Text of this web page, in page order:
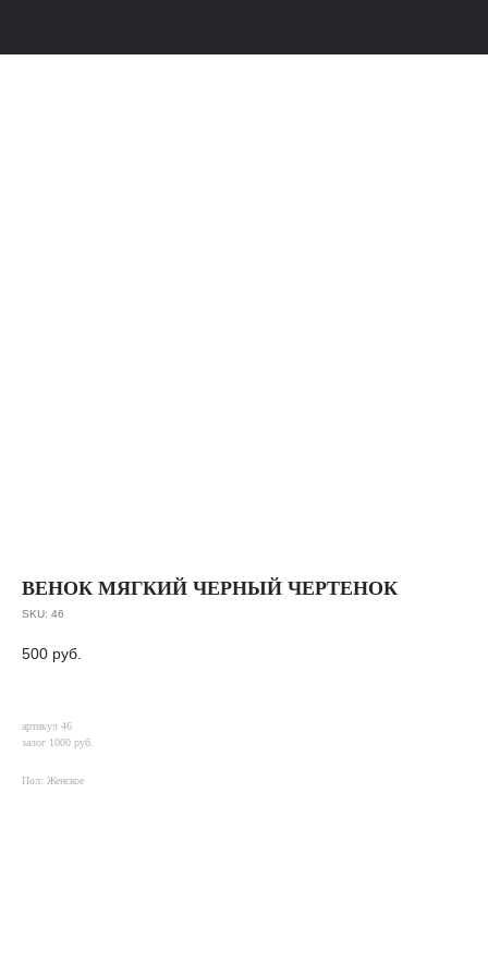
ВЕНОК МЯГКИЙ ЧЕРНЫЙ ЧЕРТЕНОК
SKU: 46
500 руб.
артикул 46
залог 1000 руб.
Пол: Женское